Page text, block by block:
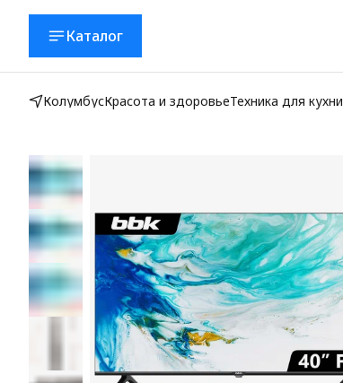
Каталог
КолумбусКрасота и здоровьеТехника для кухни